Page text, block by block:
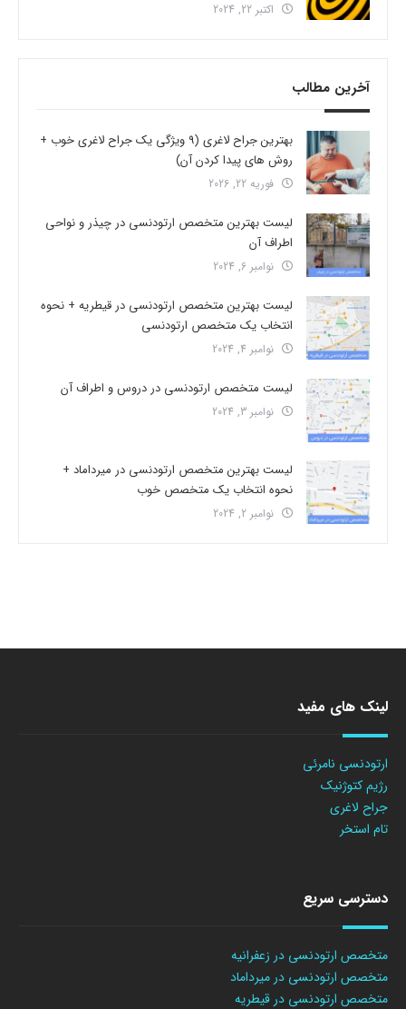
اکتبر 22, 2024
آخرین مطالب
بهترین جراح لاغری (9 ویژگی یک جراح لاغری خوب +
روش های پیدا کردن آن)
فوریه 22, 2026
لیست بهترین متخصص ارتودنسی در چیذر و نواحی
اطراف آن
نوامبر 6, 2024
لیست بهترین متخصص ارتودنسی در قیطریه + نحوه
انتخاب یک متخصص ارتودنسی
نوامبر 4, 2024
لیست متخصص ارتودنسی در دروس و اطراف آن
نوامبر 3, 2024
لیست بهترین متخصص ارتودنسی در میرداماد +
نحوه انتخاب یک متخصص خوب
نوامبر 2, 2024
لینک های مفید
ارتودنسی نامرئی
رژیم کتوژنیک
جراح لاغری
تام استخر
دسترسی سریع
متخصص ارتودنسی در زعفرانیه
متخصص ارتودنسی در میرداماد
متخصص ارتودنسی در قیطریه